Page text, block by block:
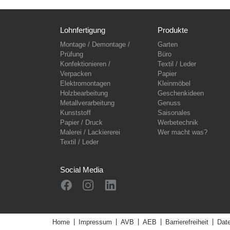
Lohnfertigung
Montage / Demontage /
Prüfung
Konfektionieren /
Verpacken
Elektromontagen
Holzbearbeitung
Metallverarbeitung
Kunststoff
Papier / Druck
Malerei / Lackiererei
Textil / Leder
Produkte
Garten
Büro
Textil / Leder
Papier
Kleinmöbel
Geschenkideen
Genuss
Saisonales
Werbetechnik
Wer macht was?
Social Media
Home Impressum AVB AEB Barrierefreiheit